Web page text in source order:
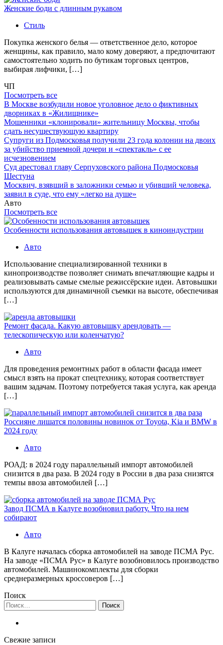
Женские боди с длинным рукавом
Стиль
Покупка женского белья — ответственное дело, которое
женщины, как правило, мало кому доверяют, а предпочитают
самостоятельно ходить по бутикам торговых центров,
выбирая лифчики, […]
ЧП
Посмотреть все
В Москве возбудили новое уголовное дело о фиктивных
дворниках в «Жилищнике»
Мошенники «клонировали» жительницу Москвы, чтобы
сдать несуществующую квартиру
Супруги из Подмосковья получили 23 года колонии на двоих
за убийство приемной дочери и «спектакль» с ее
исчезновением
Суд арестовал главу Серпуховского района Подмосковья
Шестуна
Москвич, взявший в заложники семью и убивший человека,
заявил в суде, что ему «легко на душе»
Авто
Посмотреть все
Особенности использования автовышек в киноиндустрии
Авто
Использование специализированной техники в
кинопроизводстве позволяет снимать впечатляющие кадры и
реализовывать самые смелые режиссёрские идеи. Автовышки
используются для динамичной съемки на высоте, обеспечивая
[…]
Ремонт фасада. Какую автовышку арендовать —
телескопическую или коленчатую?
Авто
Для проведения ремонтных работ в области фасада имеет
смысл взять на прокат спецтехнику, которая соответствует
вашим задачам. Поэтому потребуется такая услуга, как аренда
[…]
Россияне лишатся половины новинок от Toyota, Kia и BMW в
2024 году
Авто
РОАД: в 2024 году параллельный импорт автомобилей
снизится в два раза. В 2024 году в России в два раза снизятся
темпы ввоза автомобилей […]
Завод ПСМА в Калуге возобновил работу. Что на нем
собирают
Авто
В Калуге началась сборка автомобилей на заводе ПСМА Рус.
На заводе «ПСМА Рус» в Калуге возобновилось производство
автомобилей. Машинокомплекты для сборки
среднеразмерных кроссоверов […]
Поиск
Найти:
Свежие записи